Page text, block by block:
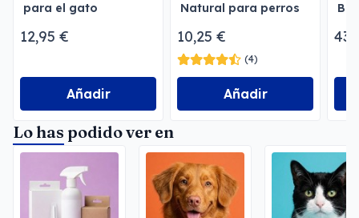
para el gato
12,95 €
Añadir
Natural para perros
10,25 €
(4)
Añadir
Lo has podido ver en